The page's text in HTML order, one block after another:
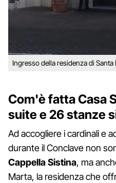
Ingresso della residenza di Santa
Com'è fatta Casa
suite e 26 stanze
Ad accogliere i cardinali e
durante il Conclave non
Cappella Sistina, ma
Marta, la residenza che